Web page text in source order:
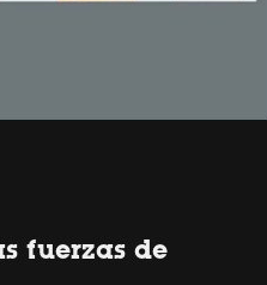
fuerzas de